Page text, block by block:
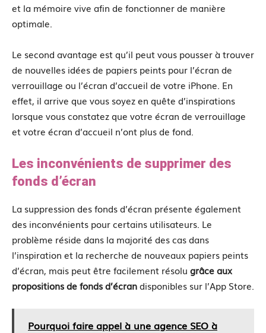
et la mémoire vive afin de fonctionner de manière
optimale.
Le second avantage est qu’il peut vous pousser à trouver
de nouvelles idées de papiers peints pour l’écran de
verrouillage ou l’écran d’accueil de votre iPhone. En
effet, il arrive que vous soyez en quête d’inspirations
lorsque vous constatez que votre écran de verrouillage
et votre écran d’accueil n’ont plus de fond.
Les inconvénients de supprimer des
fonds d’écran
La suppression des fonds d’écran présente également
des inconvénients pour certains utilisateurs. Le
problème réside dans la majorité des cas dans
l’inspiration et la recherche de nouveaux papiers peints
d’écran, mais peut être facilement résolu grâce aux
propositions de fonds d’écrandisponibles sur l’App Store.
Pourquoi faire appel à une agence SEO à